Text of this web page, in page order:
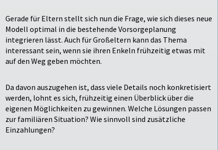
Gerade für Eltern stellt sich nun die Frage, wie sich dieses neue
Modell optimal in die bestehende Vorsorgeplanung
integrieren lässt. Auch für Großeltern kann das Thema
interessant sein, wenn sie ihren Enkeln frühzeitig etwas mit
auf den Weg geben möchten.
Da davon auszugehen ist, dass viele Details noch konkretisiert
werden, lohnt es sich, frühzeitig einen Überblick über die
eigenen Möglichkeiten zu gewinnen. Welche Lösungen passen
zur familiären Situation? Wie sinnvoll sind zusätzliche
Einzahlungen?